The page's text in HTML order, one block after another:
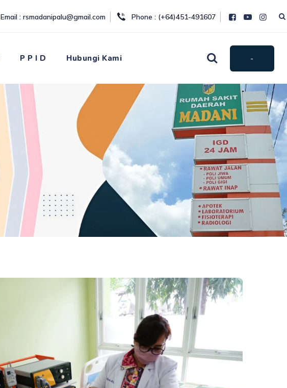
Email : rsmadanipalu@gmail.com Phone : (+64)451-491607
P P I D Hubungi Kami -